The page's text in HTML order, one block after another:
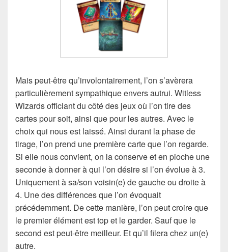
Mais peut-être qu’involontairement, l’on s’avèrera
particulièrement sympathique envers autrui. Witless
Wizards officiant du côté des jeux où l’on tire des
cartes pour soit, ainsi que pour les autres. Avec le
choix qui nous est laissé. Ainsi durant la phase de
tirage, l’on prend une première carte que l’on regarde.
Si elle nous convient, on la conserve et en pioche une
seconde à donner à qui l’on désire si l’on évolue à 3.
Uniquement à sa/son voisin(e) de gauche ou droite à
4. Une des différences que l’on évoquait
précédemment. De cette manière, l’on peut croire que
le premier élément est top et le garder. Sauf que le
second est peut-être meilleur. Et qu’il filera chez un(e)
autre.